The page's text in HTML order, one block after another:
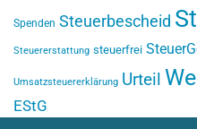
Spenden Steuerbescheid
Steuererstattung steuerfrei
Umsatzsteuererklärung Urteil
EStG